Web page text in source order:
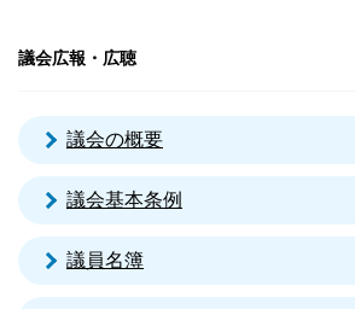
議会広報・広聴
議会の概要
議会基本条例
議員名簿